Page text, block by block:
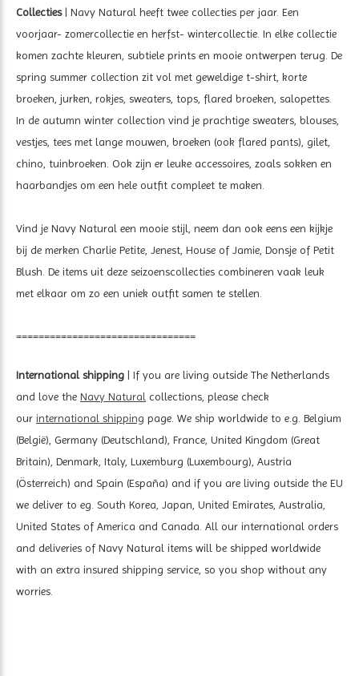
Collecties| Navy Natural heeft twee collecties per jaar. Een
voorjaar- zomercollectie en herfst- wintercollectie. In elke collectie
komen zachte kleuren, subtiele prints en mooie ontwerpen terug. De
spring summer collection zit vol met geweldige t-shirt, korte
broeken, jurken, rokjes, sweaters, tops, flared broeken, salopettes.
In de autumn winter collection vind je prachtige sweaters, blouses,
vestjes, tees met lange mouwen, broeken (ook flared pants), gilet,
chino, tuinbroeken. Ook zijn er leuke accessoires, zoals sokken en
haarbandjes om een hele outfit compleet te maken.
Vind je Navy Natural een mooie stijl, neem dan ook eens een kijkje
bij de merken Charlie Petite, Jenest, House of Jamie, Donsje of Petit
Blush. De items uit deze seizoenscollecties combineren vaak leuk
met elkaar om zo een uniek outfit samen te stellen.
================================
International shipping | If you are living outside The Netherlands
and love the Navy Natural collections, please check
our international shipping page. We ship worldwide to e.g. Belgium
(België), Germany (Deutschland), France, United Kingdom (Great
Britain), Denmark, Italy, Luxemburg (Luxembourg), Austria
(Österreich) and Spain (España) and if you are living outside the EU
we deliver to eg. South Korea, Japan, United Emirates, Australia,
United States of America and Canada. All our international orders
and deliveries of Navy Natural items will be shipped worldwide
with an extra insured shipping service, so you shop without any
worries.